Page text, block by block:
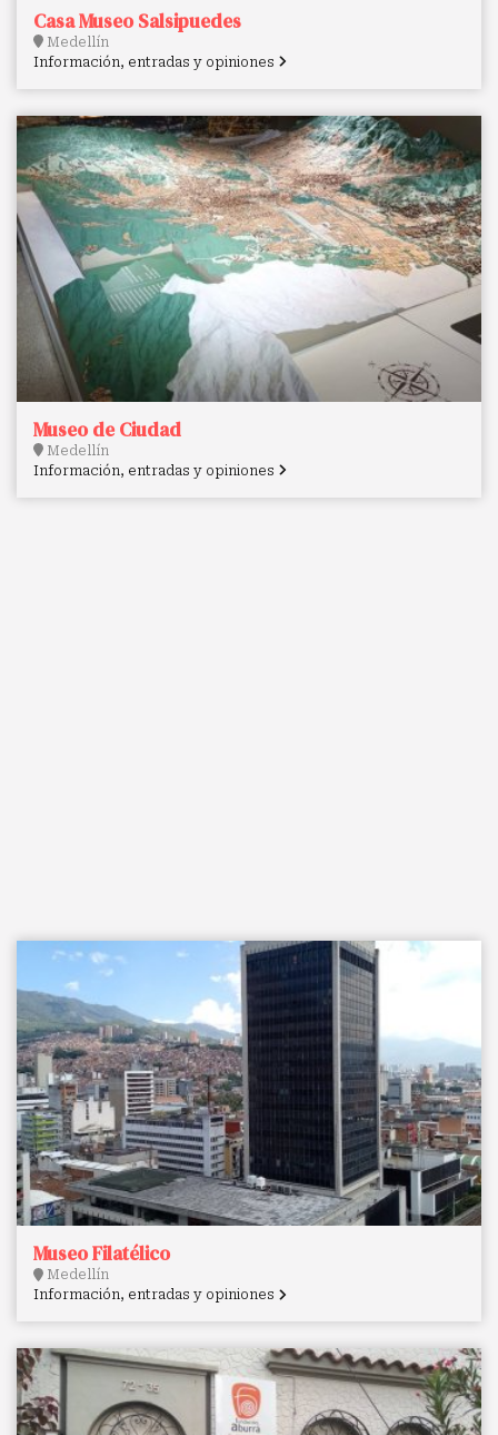
Casa Museo Salsipuedes
Medellín
Información, entradas y opiniones
Museo de Ciudad
Medellín
Información, entradas y opiniones
Museo Filatélico
Medellín
Información, entradas y opiniones